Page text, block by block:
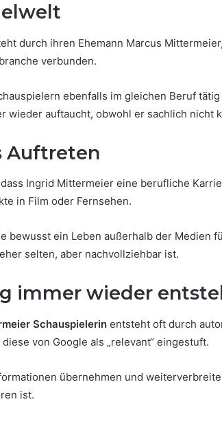
durch ihren Ehemann Marcus
verbunden.
ebenfalls im gleichen Beruf
wieder auftaucht, obwohl er sachlich nicht
Auftreten
Ingrid Mittermeier eine berufliche
in Film oder Fernsehen.
bewusst ein Leben außerhalb der
selten, aber nachvollziehbar ist.
immer wieder
Schauspielerin entsteht oft durch
von Google als „relevant“ eingestuft.
übernehmen und
ist.